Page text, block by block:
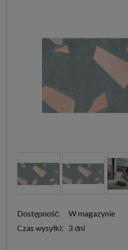
Dostępność:
W magazynie
Czas wysyłki: 3 dni